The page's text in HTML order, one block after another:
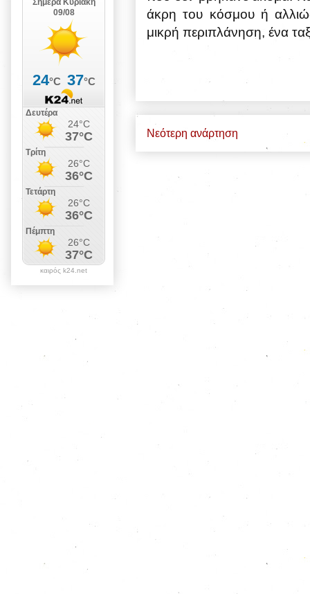
άκρη του κόσμου ή
μικρή περιπλάνηση, ένα
Νεότερη ανάρτηση
καιρός k24.net